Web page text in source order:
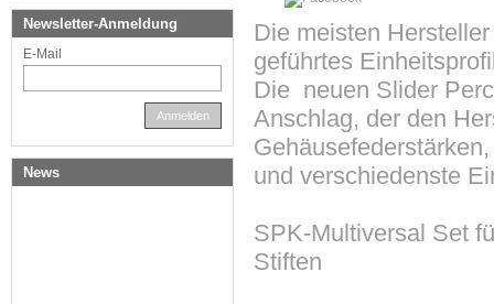
Die meisten
geführtes
Die neuen Slider
Anschlag, der den
und verschiedenste
SPK-Multiversal Set
Stiften
Newsletter-Anmeldung
E-Mail
Anmelden
News